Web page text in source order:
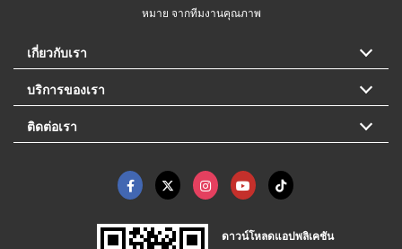
หมาย จากทีมงานคุณภาพ
เกี่ยวกับเรา
บริการของเรา
ติดต่อเรา
ดาวน์โหลดแอปพลิเคชัน